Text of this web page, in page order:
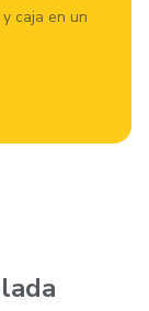
caja en un